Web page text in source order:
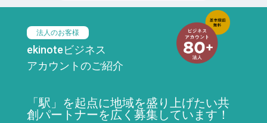
法人のお客様
ekinoteビジネス
アカウントのご紹介
「駅」を起点に地域を盛り上げたい共
創パートナーを広く募集しています！